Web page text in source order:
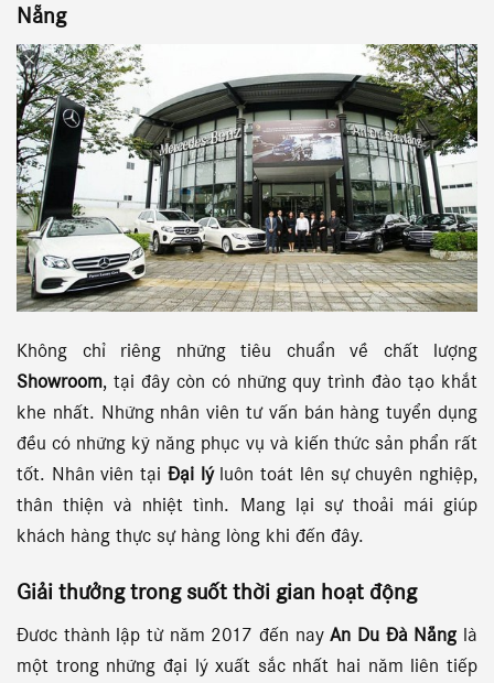
Nẵng
Không chỉ riêng những tiêu chuẩn về chất lượng
Showroom, tại đây còn có những quy trình đào tạo khắt
khe nhất. Những nhân viên tư vấn bán hàng tuyển dụng
đều có những kỹ năng phục vụ và kiến thức sản phẩn rất
tốt. Nhân viên tại Đại lýluôn toát lên sự chuyên nghiệp,
thân thiện và nhiệt tình. Mang lại sự thoải mái giúp
khách hàng thực sự hàng lòng khi đến đây.
Giải thưởng trong suốt thời gian hoạt động
Đươc thành lập từ năm 2017 đến nayAn Du Đà Nẵng
là
một trong những đại lý xuất sắc nhất hai năm liên tiếp